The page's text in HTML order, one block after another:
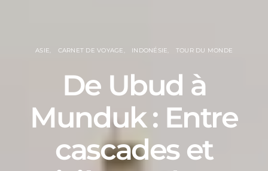
ASIE CARNET DE VOYAGE INDONÉSIE TOUR DU MONDE
De Ubud à
Munduk : Entre
cascades et